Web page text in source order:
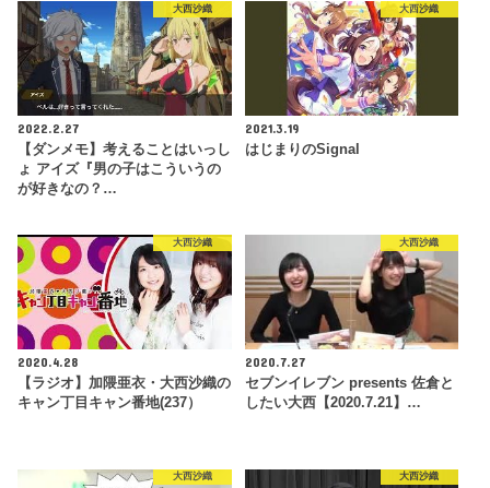
大西沙織
2022.2.27
【ダンメモ】考えることはいっし
ょ アイズ『男の子はこういうの
が好きなの？…
大西沙織
2021.3.19
はじまりのSignal
大西沙織
2020.4.28
【ラジオ】加隈亜衣・大西沙織の
キャン丁目キャン番地(237）
大西沙織
2020.7.27
セブンイレブン presents 佐倉と
したい大西【2020.7.21】…
大西沙織 大西沙織